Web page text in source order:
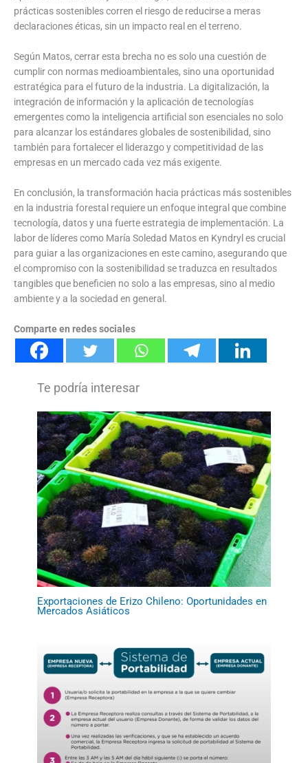
prácticas sostenibles corren el riesgo de reducirse a meras
declaraciones éticas, sin un impacto real en el terreno.
Según Matos, cerrar esta brecha no es solo una cuestión de
cumplir con normas medioambientales, sino una oportunidad
estratégica para el futuro de la industria. La digitalización, la
integración de información y la aplicación de tecnologías
emergentes como la inteligencia artificial son esenciales no solo
para alcanzar los estándares globales de sostenibilidad, sino
también para fortalecer el liderazgo y competitividad de las
empresas en un mercado cada vez más exigente.
En conclusión, la transformación hacia prácticas más sostenibles
en la industria forestal requiere un enfoque integral que combine
tecnología, datos y una fuerte estrategia de implementación. La
labor de líderes como María Soledad Matos en Kyndryl es crucial
para guiar a las organizaciones en este camino, asegurando que
el compromiso con la sostenibilidad se traduzca en resultados
tangibles que beneficien no solo a las empresas, sino al medio
ambiente y a la sociedad en general.
Comparte en redes sociales
Exportaciones de Erizo Chileno: Oportunidades en
Mercados Asiáticos